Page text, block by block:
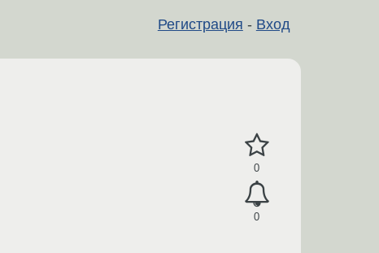
Регистрация - Вход
0
0